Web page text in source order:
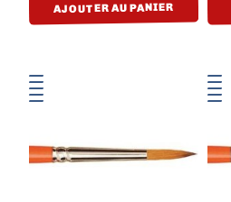
AJOUTER AU PANIER